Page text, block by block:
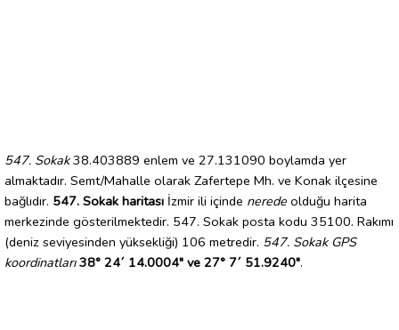
547. Sokak38.403889 enlem ve 27.131090 boylamda yer
almaktadır. Semt/Mahalle olarak Zafertepe Mh. ve Konak ilçesine
bağlıdır. 547. Sokak haritası İzmir ili içinde nerede olduğu harita
merkezinde gösterilmektedir. 547. Sokak posta kodu 35100. Rakımı
(deniz seviyesinden yüksekliği) 106 metredir. 547. Sokak GPS
koordinatları 38° 24´ 14.0004" ve 27° 7´ 51.9240".